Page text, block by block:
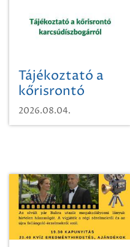
Tájékoztató a
kőrisrontó
karcsúdíszbogárról
2026.08.04.